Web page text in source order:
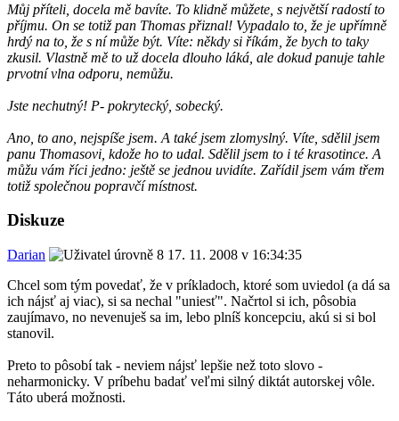
Můj příteli, docela mě bavíte. To klidně můžete, s největší radostí to
příjmu. On se totiž pan Thomas přiznal! Vypadalo to, že je upřímně
hrdý na to, že s ní může být. Víte: někdy si říkám, že bych to taky
zkusil. Vlastně mě to už docela dlouho láká, ale dokud panuje tahle
prvotní vlna odporu, nemůžu.
Jste nechutný! P- pokrytecký, sobecký.
Ano, to ano, nejspíše jsem. A také jsem zlomyslný. Víte, sdělil jsem
panu Thomasovi, kdože ho to udal. Sdělil jsem to i té krasotince. A
můžu vám říci jedno: ještě se jednou uvidíte. Zařídil jsem vám třem
totiž společnou popravčí místnost.
Diskuze
Darian
17. 11. 2008 v 16:34:35
Chcel som tým povedať, že v príkladoch, ktoré som uviedol (a dá sa
ich nájsť aj viac), si sa nechal "uniesť". Načrtol si ich, pôsobia
zaujímavo, no nevenuješ sa im, lebo plníš koncepciu, akú si si bol
stanovil.
Preto to pôsobí tak - neviem nájsť lepšie než toto slovo -
neharmonicky. V príbehu badať veľmi silný diktát autorskej vôle.
Táto uberá možnosti.